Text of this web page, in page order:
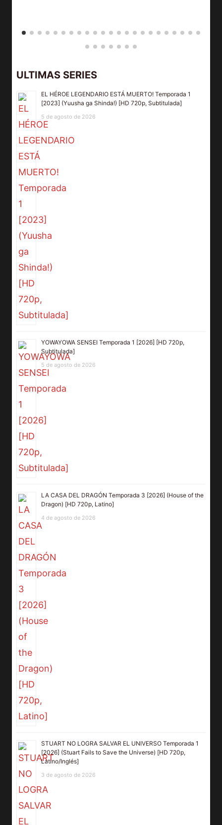
ULTIMAS SERIES
EL HÉROE LEGENDARIO ESTÁ MUERTO! Temporada 1
[2023] (Yuusha ga Shinda!) [HD 720p, Subtitulada]
5 de agosto de 2026
YOWAYOWA SENSEI Temporada 1 [2026] [HD 720p,
Subtitulada]
5 de agosto de 2026
LA CASA DEL DRAGÓN Temporada 3 [2026] (House of the
Dragon) [HD 720p, Latino]
4 de agosto de 2026
STUART NO LOGRA SALVAR EL UNIVERSO Temporada 1
[2026] (Stuart Fails to Save the Universe) [HD 720p,
Latino/Inglés]
3 de agosto de 2026